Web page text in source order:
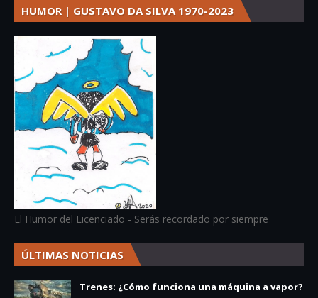
HUMOR | GUSTAVO DA SILVA 1970-2023
El Humor del Licenciado - Serás recordado por siempre
ÚLTIMAS NOTICIAS
Trenes: ¿Cómo funciona una máquina a vapor?